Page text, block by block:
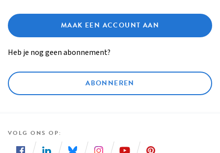
MAAK EEN ACCOUNT AAN
Heb je nog geen abonnement?
ABONNEREN
VOLG ONS OP